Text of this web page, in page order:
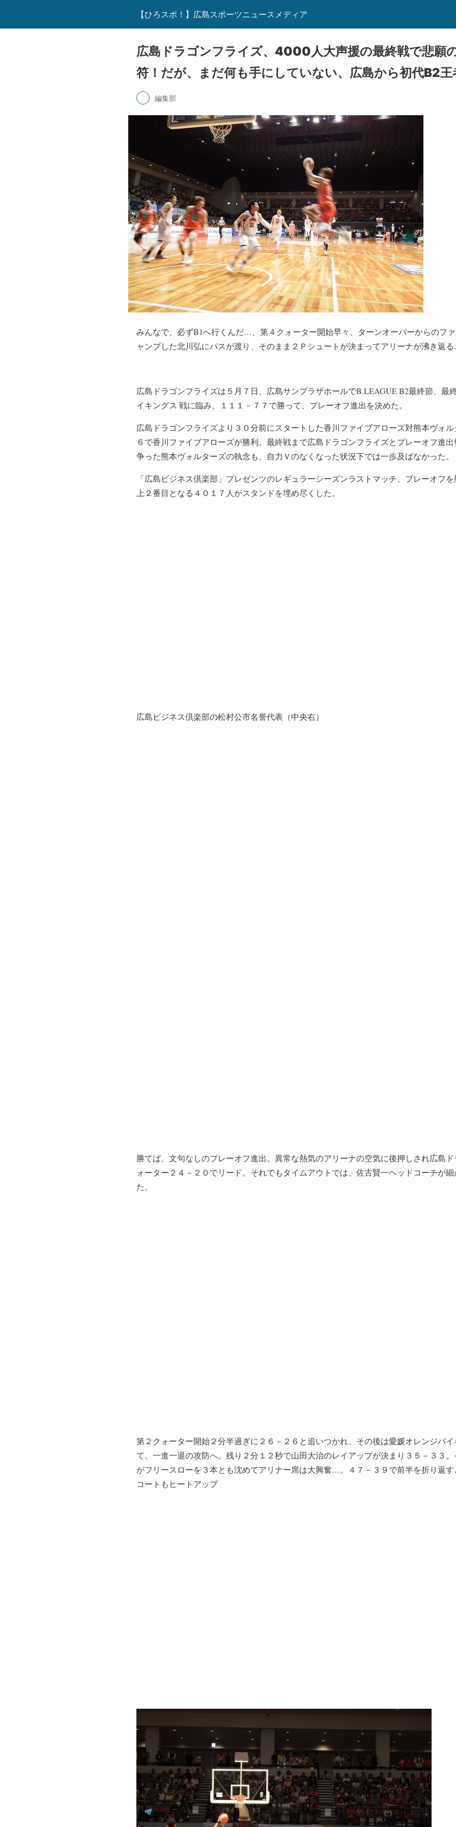
【ひろスポ！】広島スポーツニュースメディア
広島ドラゴンフライズ、4000人大声援の最終戦で悲願
符！だが、まだ何も手にしていない、広島から初代B2王
編集部
みんなで、必ずB1へ行くんだ…、第４クォーター開始早々、ターンオーバーからのフ
ャンプした北川弘にパスが渡り、そのまま２Ｐシュートが決まってアリーナが沸き返
広島ドラゴンフライズは５月７日、広島サンプラザホールでB.LEAGUE B2最終節、最
イキングス 戦に臨み、１１１－７７で勝って、プレーオフ進出を決めた。
広島ドラゴンフライズより３０分前にスタートした香川ファイブアローズ対熊本ヴォ
６で香川ファイブアローズが勝利。最終戦まで広島ドラゴンフライズとプレーオフ進
争った熊本ヴォルターズの執念も、自力Ｖのなくなった状況下では一歩及ばなかった。
「広島ビジネス倶楽部」プレゼンツのレギュラーシーズンラストマッチ、プレーオフ
上２番目となる４０１７人がスタンドを埋め尽くした。
広島ビジネス倶楽部の松村公市名誉代表（中央右）
勝てば、文句なしのプレーオフ進出。異常な熱気のアリーナの空気に後押しされ広島
ォーター２４－２０でリード。それでもタイムアウトでは、佐古賢一ヘッドコーチが細
た。
第２クォーター開始２分半過ぎに２６－２６と追いつかれ、その後は愛媛オレンジバ
て、一進一退の攻防へ。残り２分１２秒で山田大治のレイアップが決まり３５－３３
がフリースローを３本とも沈めてアリナー席は大興奮…。４７－３９で前半を折り返
コートもヒートアップ